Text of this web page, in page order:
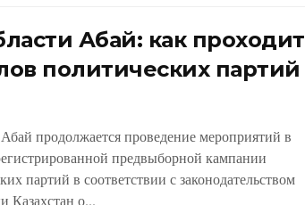
Абай: как проходит
политических партий
продолжается проведение мероприятий в
предвыборной кампании
партий в соответствии с законодательством
Казахстан о...